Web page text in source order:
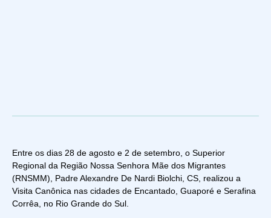
Entre os dias 28 de agosto e 2 de setembro, o Superior
Regional da Região Nossa Senhora Mãe dos Migrantes
(RNSMM), Padre Alexandre De Nardi Biolchi, CS, realizou a
Visita Canônica nas cidades de Encantado, Guaporé e Serafina
Corrêa, no Rio Grande do Sul.